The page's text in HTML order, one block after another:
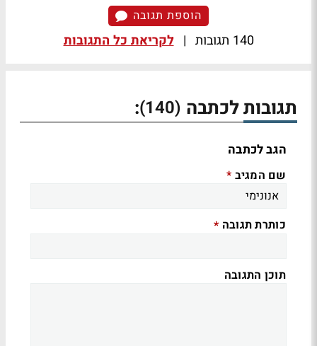
הוספת תגובה
140 תגובות | לקריאת כל התגובות
תגובות לכתבה (140)
:
הגב לכתבה
שם המגיב *
כותרת תגובה *
תוכן התגובה